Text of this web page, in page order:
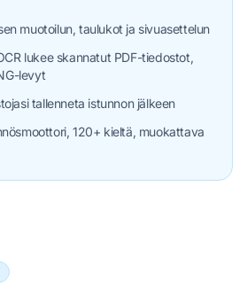
muotoilun, taulukot ja sivuasettelun
lukee skannatut PDF-tiedostot,
levyt
tallenneta istunnon jälkeen
120+ kieltä, muokattava